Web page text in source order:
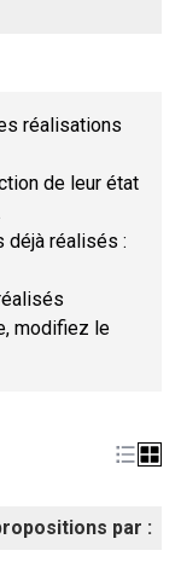
réalisations
de leur état
déjà réalisés :
modifiez le
par :